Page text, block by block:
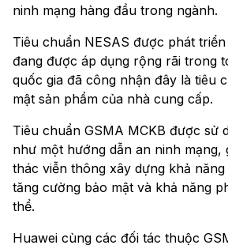
ninh mạng hàng đầu trong ngành.
Tiêu chuẩn NESAS được phát
đang được áp dụng rộng rãi trong
quốc gia đã công nhận đây là tiêu
mật sản phẩm của nhà cung cấp.
Tiêu chuẩn GSMA MCKB được sử
như một hướng dẫn an ninh mạng,
thác viễn thông xây dựng khả
tăng cường bảo mật và khả năng
thể.
Huawei cùng các đối tác thuộc